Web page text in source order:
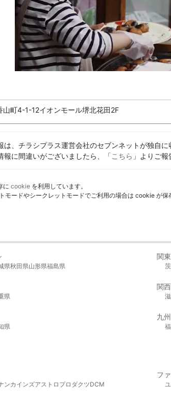
山町4-1-12イオンモール堺北花田2F
は、チラシプラス運営会社のセブンネットが独自
報に間違いがございましたら、「こちら 」よりご報
に cookie を利用しています。
モードやシークレットモードでご利用の場合は cookie が保
県秋田県山形県福島県
関
県
関
県
九
ンカインズアストロプロダクツDCM
フ